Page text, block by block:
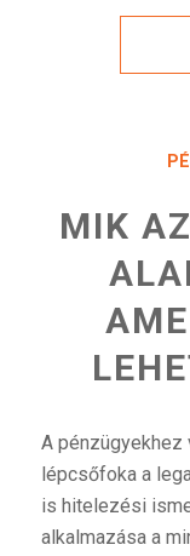
MIK
A
lépcsőfoka a
is hitelezési
alkalmazása a